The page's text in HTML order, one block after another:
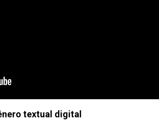
textual digital